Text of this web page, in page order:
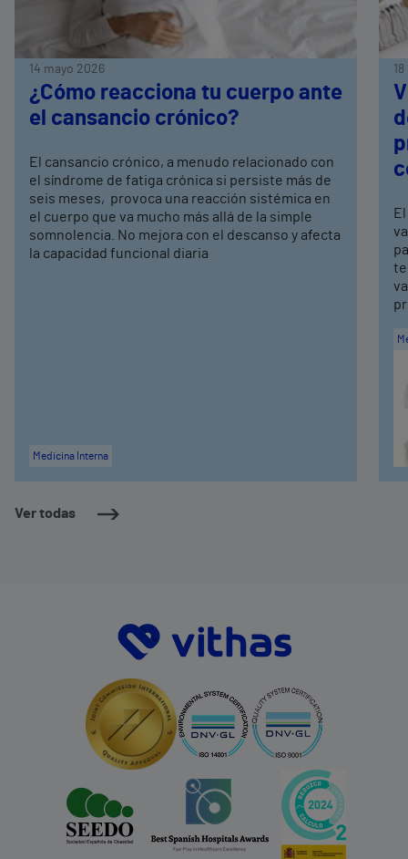
Ver todas
14 mayo 2026
¿Cómo reacciona tu cuerpo ante
el cansancio crónico?
El cansancio crónico, a menudo relacionado con
el síndrome de fatiga crónica si persiste más de
seis meses, provoca una reacción sistémica en
el cuerpo que va mucho más allá de la simple
somnolencia. No mejora con el descanso y afecta
la capacidad funcional diaria
Medicina Interna